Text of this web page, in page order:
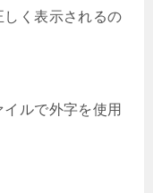
く表示されるの
ルで外字を使用